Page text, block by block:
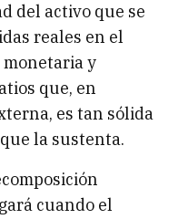
del activo que se
reales en el
monetaria y
que, en
es tan sólida
la sustenta.
cuando el